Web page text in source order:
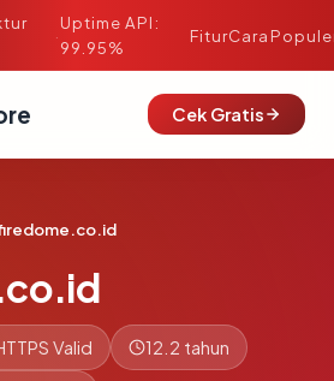
·
Uptime API:
99.95%
FiturCara
Cek Gratis
Valid 12.2 tahun